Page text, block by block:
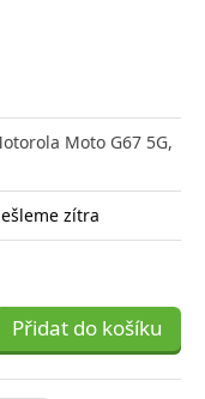
Moto G67 5G,
zítra
Přidat do košíku